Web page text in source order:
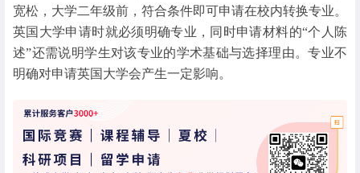
宽松，大学二年级前，符合条件即可申请在校内转换专业。
英国大学申请时就必须明确专业，同时申请材料的“个人陈
述”还需说明学生对该专业的学术基础与选择理由。专业不
明确对申请英国大学会产生一定影响。